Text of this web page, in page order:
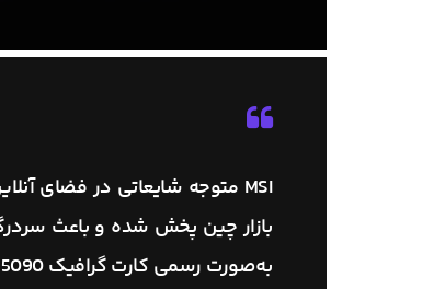
MSI متوجه شایعاتی در فضای آنلاین شده که ادعا می‌کنن کارت گرافیک